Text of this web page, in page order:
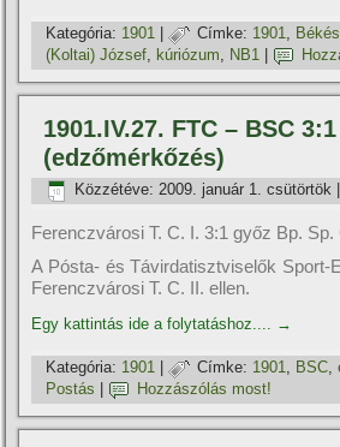
Kategória: 1901 | Címke: 1901,
(Koltai) József, kúriózum, NB1
1901.IV.27. FTC – BSC 3:1
(edzőmérkőzés)
Közzétéve: 2009. január 1. csütörtök
Ferenczvárosi T. C. I. 3:1 győz Bp.
A Pósta- és Távirdatisztviselők Sport-
Ferenczvárosi T. C. II. ellen.
Egy kattintás ide a folytatáshoz.... →
Kategória: 1901 | Címke: 1901, BSC,
Postás
Hozzászólás most!